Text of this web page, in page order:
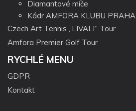
Diamantové míče
Kádr AMFORA KLUBU PRAHA
Czech Art Tennis „LIVALI“ Tour
Amfora Premier Golf Tour
RYCHLÉ MENU
GDPR
Kontakt